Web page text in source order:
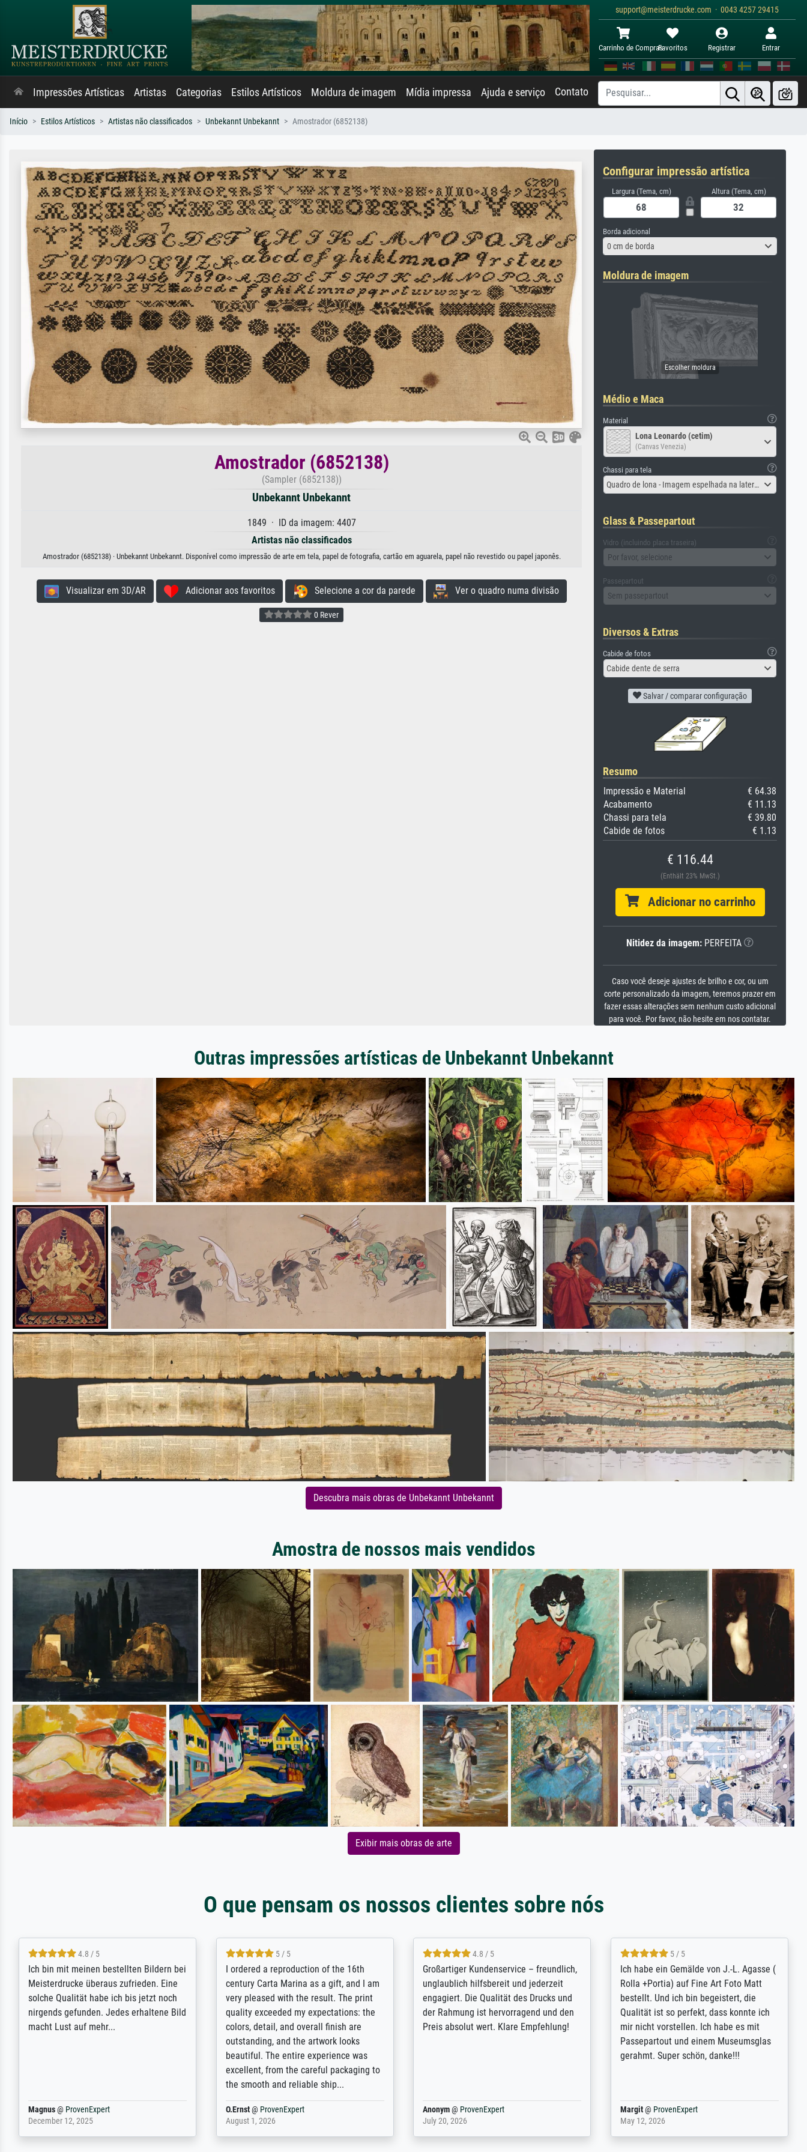
support@meisterdrucke.com · 0043 4257 29415
Carrinho de ComprasFavoritos Registrar Entrar
Impressões Artísticas Artistas Categorias Estilos Artísticos Moldura de imagem Mídia impressa Ajuda e serviço Contato
Início Estilos Artísticos Artistas não classificados Unbekannt Unbekannt Amostrador (6852138)
Amostrador (6852138)
(Sampler (6852138))
Unbekannt Unbekannt
1849 · ID da imagem: 4407
Artistas não classificados
Amostrador (6852138) · Unbekannt Unbekannt. Disponível como impressão de arte em tela, papel de fotografia, cartão em aguarela, papel não revestido ou papel japonês.
Visualizar em 3D/AR Adicionar aos favoritos Selecione a cor da parede Ver o quadro numa divisão
0 Rever
Configurar impressão artística
Largura (Tema, cm) Altura (Tema, cm)
Borda adicional
0 cm de borda
Moldura de imagem
Médio e Maca
Material
Lona Leonardo (cetim)
(Canvas Venezia)
Chassi para tela
Quadro de lona - Imagem espelhada na lateral
Glass & Passepartout
Vidro (incluindo placa traseira)
Por favor, selecione
Passepartout
Sem passepartout
Diversos & Extras
Cabide de fotos
Cabide dente de serra
Salvar / comparar configuração
Resumo
Impressão e Material
€ 64.38
Acabamento
€ 11.13
Chassi para tela
€ 39.80
Cabide de fotos
€ 1.13
€ 116.44
(Enthält 23% MwSt.)
Adicionar no carrinho
Nitidez da imagem: PERFEITA
Caso você deseje ajustes de brilho e cor, ou um
corte personalizado da imagem, teremos prazer em
fazer essas alterações sem nenhum custo adicional
para você. Por favor, não hesite em nos contatar.
Outras impressões artísticas de Unbekannt Unbekannt
Descubra mais obras de Unbekannt Unbekannt
Amostra de nossos mais vendidos
Exibir mais obras de arte
O que pensam os nossos clientes sobre nós
5 / 5
Rundum positive Erfahrung. Die
Ausführung des Auftrags hat eine Weile
gedauert, die angekündigte Lieferzeit
wurde aber letztlich sogar etwas
unterschritten. Die Qualität des Papiers
Dr.@ProvenExpert
February 3, 2026
5 / 5
The team at Meisterdrucke strives to
meet its clients demands, and provides
expert advice on how to obtain the best
results for the prints requested by the
client. The company has a vast
repertoire of prints to choose from, and
will provide excellent service also with
regards to prints which are not in that
repertoire. Highly recommended!
Anonym@ProvenExpert
April 22, 2026
5 / 5
Outstanding quality and customer
support. - the quality of the printing is
excellent and difficult to distinguish
from the real thing; it will be my go-to
for high-quality art prints from now on -
Anonym@ ProvenExpert
January 12, 2026
4.8 / 5
Qualité absolument irréprochable.
Extraordinaire diversité des thèmes
abordés et personnalisation des
demandes (recadrage, réajustement des
couleurs). Relation clientèle parfaite.
Transport, réception sans aucun
problème. Merci à toute l'équipe ! Hervé
Anonym@ProvenExpert
March 31, 2025